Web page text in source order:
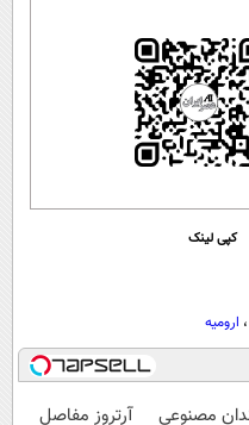
کپی لینک
، ارومیه
مصنوعی آرتروز مفاصل